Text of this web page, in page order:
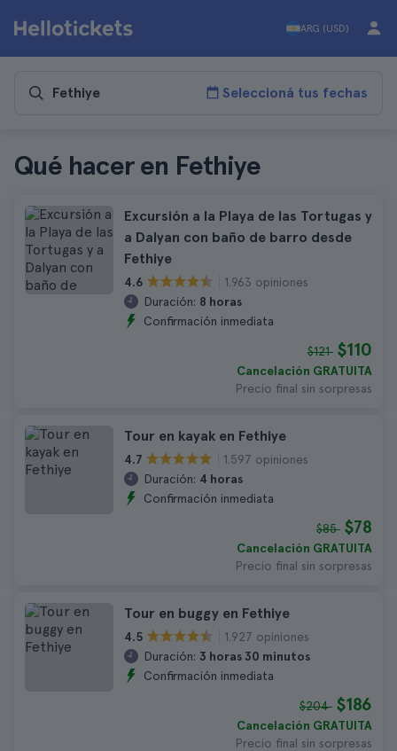
ARG (USD)
Seleccioná tus fechas
Qué hacer en Fethiye
Excursión a la Playa de las Tortugas y
a Dalyan con baño de barro desde
Fethiye
4.6
1.963 opiniones
Duración: 8 horas
Confirmación inmediata
$121 $110
Cancelación GRATUITA
Precio final sin sorpresas
Tour en kayak en Fethiye
4.7
1.597 opiniones
Duración: 4 horas
Confirmación inmediata
$85 $78
Cancelación GRATUITA
Precio final sin sorpresas
Tour en buggy en Fethiye
4.5
1.927 opiniones
Duración: 3 horas 30 minutos
Confirmación inmediata
$204 $186
Cancelación GRATUITA
Precio final sin sorpresas